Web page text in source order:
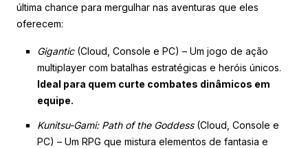
última chance para mergulhar nas aventuras que eles
oferecem:
Gigantic(Cloud, Console e PC) – Um jogo de ação
multiplayer com batalhas estratégicas e heróis únicos.
Ideal para quem curte combates dinâmicos em
equipe.
Kunitsu-Gami: Path of the Goddess(Cloud, Console e
PC) – Um RPG que mistura elementos de fantasia e